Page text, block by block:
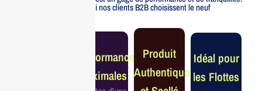
Voici pourquoi nos clients B2B choisissent le neuf
Performance
Maximales
Produit
Authentique
Idéal pour
les Flottes